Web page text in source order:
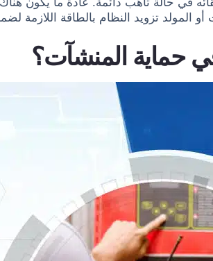
في حالة تأهب دائمة. عادة ما يكون هناك
المولد تزويد النظام بالطاقة اللازمة
حماية المنشآت؟